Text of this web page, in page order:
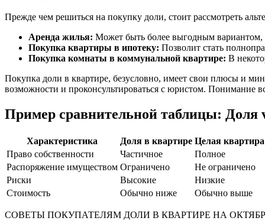
Прежде чем решиться на покупку доли, стоит рассмотреть
Аренда жилья: Может быть более выгодным вариантом,
Покупка квартиры в ипотеку: Позволит стать
Покупка комнаты в коммунальной квартире: В
Покупка доли в квартире, безусловно, имеет свои плюсы и
возможности и проконсультироваться с юристом. Понимание
Пример сравнительной таблицы: Доля
Характеристика Доля в квартире Целая квартира
Право собственности
Частичное
Полное
Распоряжение имуществом Ограничено
Не ограничено
Риски
Высокие
Низкие
Стоимость
Обычно ниже Обычно выше
СОВЕТЫ ПОКУПАТЕЛЯМ ДОЛИ В КВАРТИРЕ НА